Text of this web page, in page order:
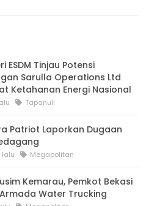
ESDM Tinjau Potensi
Sarulla Operations Ltd
Ketahanan Energi Nasional
Tapanuli
Patriot Laporkan Dugaan
lalu Megapolitan
Kemarau, Pemkot Bekasi
Armada Water Trucking